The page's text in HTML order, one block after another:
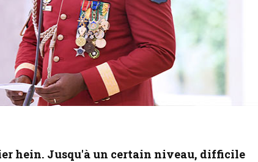
hein. Jusqu'à un certain niveau, difficile